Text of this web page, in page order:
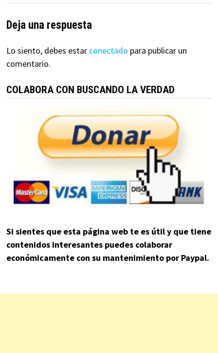
Deja una respuesta
Lo siento, debes estar conectado para publicar un
comentario.
COLABORA CON BUSCANDO LA VERDAD
Si sientes que esta página web te es útil y que tiene
contenidos interesantes puedes colaborar
económicamente con su mantenimiento por Paypal.